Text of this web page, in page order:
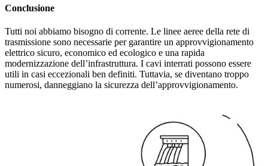
Conclusione
Tutti noi abbiamo bisogno di corrente. Le linee aeree della rete di
trasmissione sono necessarie per garantire un approvvigionamento
elettrico sicuro, economico ed ecologico e una rapida
modernizzazione dell’infrastruttura. I cavi interrati possono essere
utili in casi eccezionali ben definiti. Tuttavia, se diventano troppo
numerosi, danneggiano la sicurezza dell’approvvigionamento.